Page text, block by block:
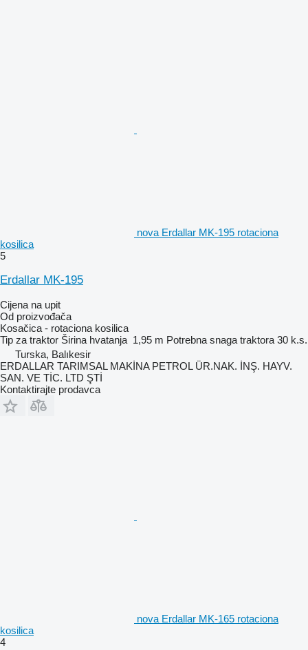
nova Erdallar MK-195 rotaciona
kosilica
5
Erdallar MK-195
Cijena na upit
Od proizvođača
Kosačica - rotaciona kosilica
Tip za traktor Širina hvatanja 1,95 m Potrebna snaga traktora 30 k.s.
Turska, Balıkesir
ERDALLAR TARIMSAL MAKİNA PETROL ÜR.NAK. İNŞ. HAYV.
SAN. VE TİC. LTD ŞTİ
Kontaktirajte prodavca
nova Erdallar MK-165 rotaciona
kosilica
4